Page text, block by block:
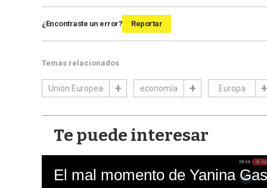
¿Encontraste un error? Reportar
Temas relacionados
Unión Europea economía Europa
Te puede interesar